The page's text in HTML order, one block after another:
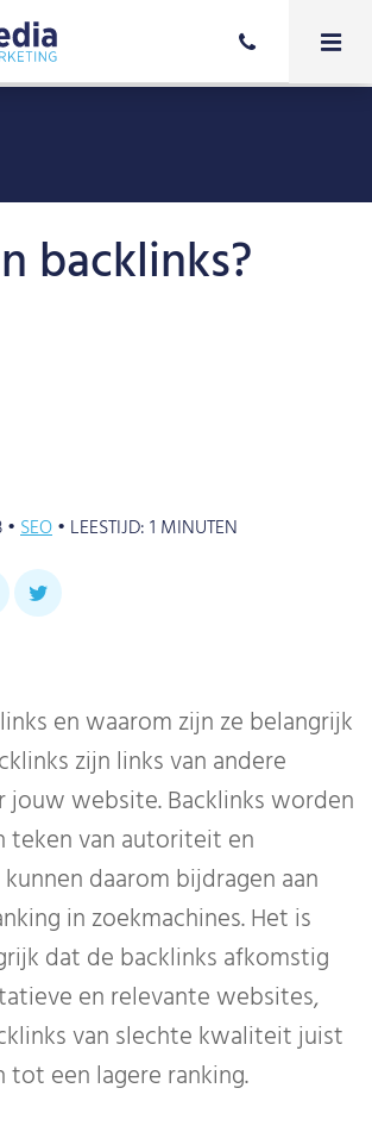
backlinks?
•SEO• LEESTIJD:1 MINUTEN
en waarom zijn ze belangrijk
zijn links van andere
jouw website. Backlinks worden
teken van autoriteit en
daarom bijdragen aan
in zoekmachines. Het is
dat de backlinks afkomstig
en relevante websites,
van slechte kwaliteit juist
tot een lagere ranking.